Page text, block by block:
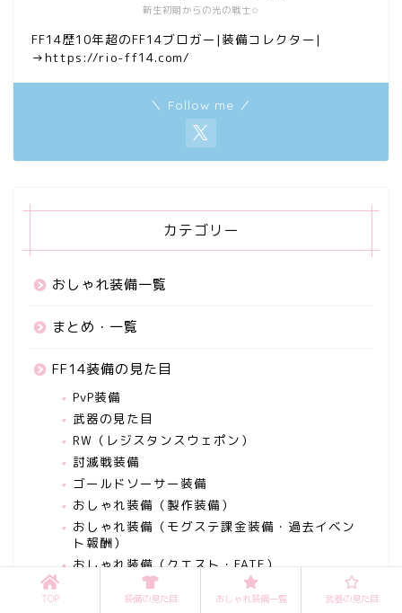
新生初期からの光の戦士✩
FF14歴10年超のFF14ブロガー|装備コレクター|
→https://rio-ff14.com/
＼ Follow me ／
カテゴリー
おしゃれ装備一覧
まとめ・一覧
FF14装備の見た目
PvP装備
武器の見た目
RW（レジスタンスウェポン）
討滅戦装備
ゴールドソーサー装備
おしゃれ装備（製作装備）
おしゃれ装備（モグステ課金装備・過去イベン
ト報酬）
おしゃれ装備（クエスト・FATE）
新式装備・製作装備
レイド・零式装備
TOP 装備の見た目 おしゃれ装備一覧 武器の見た目